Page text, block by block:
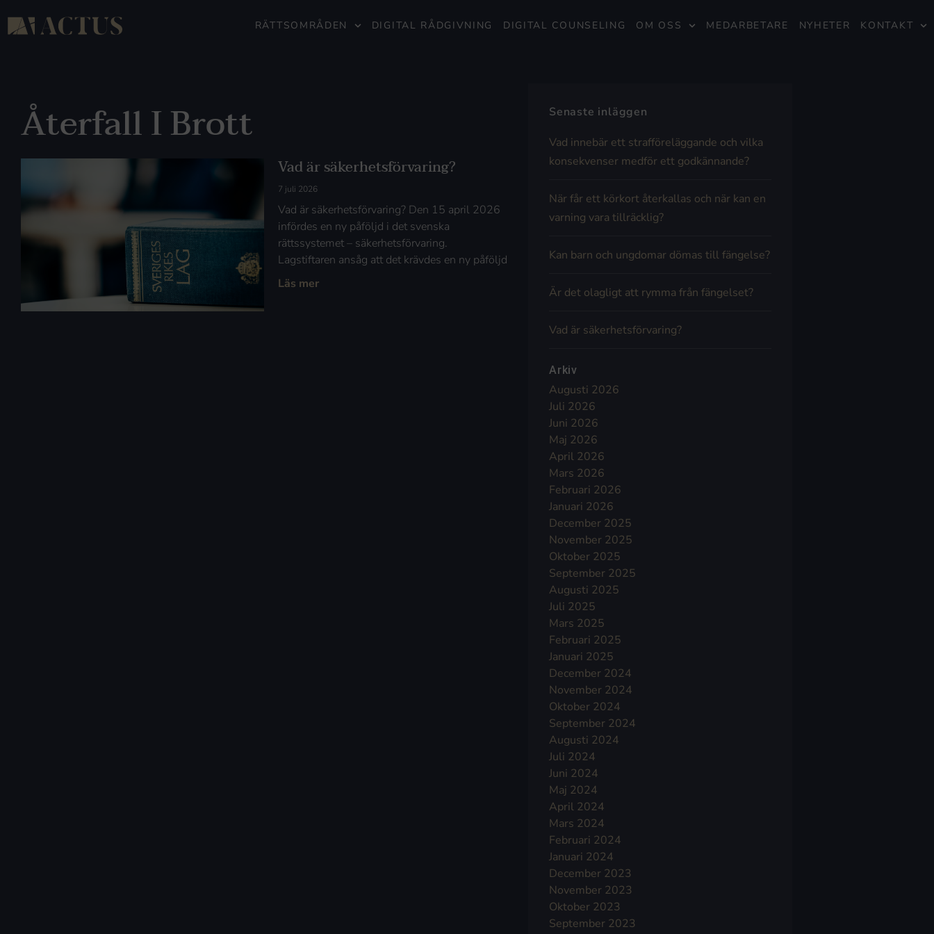
RÄTTSOMRÅDEN DIGITAL RÅDGIVNING DIGITAL COUNSELING OM OSS MEDARBETARE NYHETER KONTAKT
Återfall I Brott
Vad är säkerhetsförvaring?
7 juli 2026
Vad är säkerhetsförvaring? Den 15 april 2026
infördes en ny påföljd i det svenska
rättssystemet – säkerhetsförvaring.
Lagstiftaren ansåg att det krävdes en ny påföljd
Läs mer
Senaste inläggen
Vad innebär ett strafföreläggande och vilka
konsekvenser medför ett godkännande?
När får ett körkort återkallas och när kan en
varning vara tillräcklig?
Kan barn och ungdomar dömas till fängelse?
Är det olagligt att rymma från fängelset?
Vad är säkerhetsförvaring?
Arkiv
Augusti 2026
Juli 2026
Juni 2026
Maj 2026
April 2026
Mars 2026
Februari 2026
Januari 2026
December 2025
November 2025
Oktober 2025
September 2025
Augusti 2025
Juli 2025
Mars 2025
Februari 2025
Januari 2025
December 2024
November 2024
Oktober 2024
September 2024
Augusti 2024
Juli 2024
Juni 2024
Maj 2024
April 2024
Mars 2024
Februari 2024
Januari 2024
December 2023
November 2023
Oktober 2023
September 2023